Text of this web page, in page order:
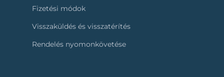
Fizetési módok
Visszaküldés és visszatérítés
Rendelés nyomonkövetése